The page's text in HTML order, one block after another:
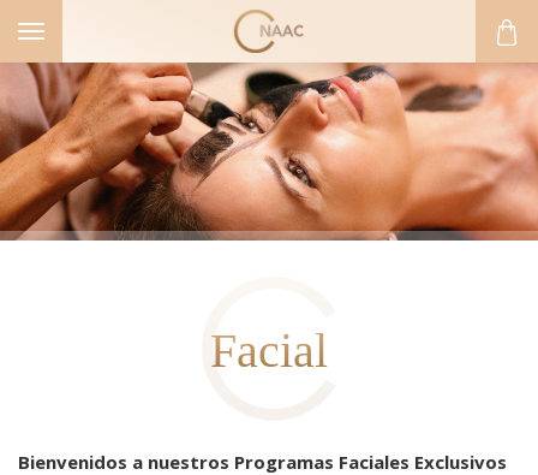
Toggle
navigation
Facial
Bienvenidos a nuestros Programas Faciales Exclusivos